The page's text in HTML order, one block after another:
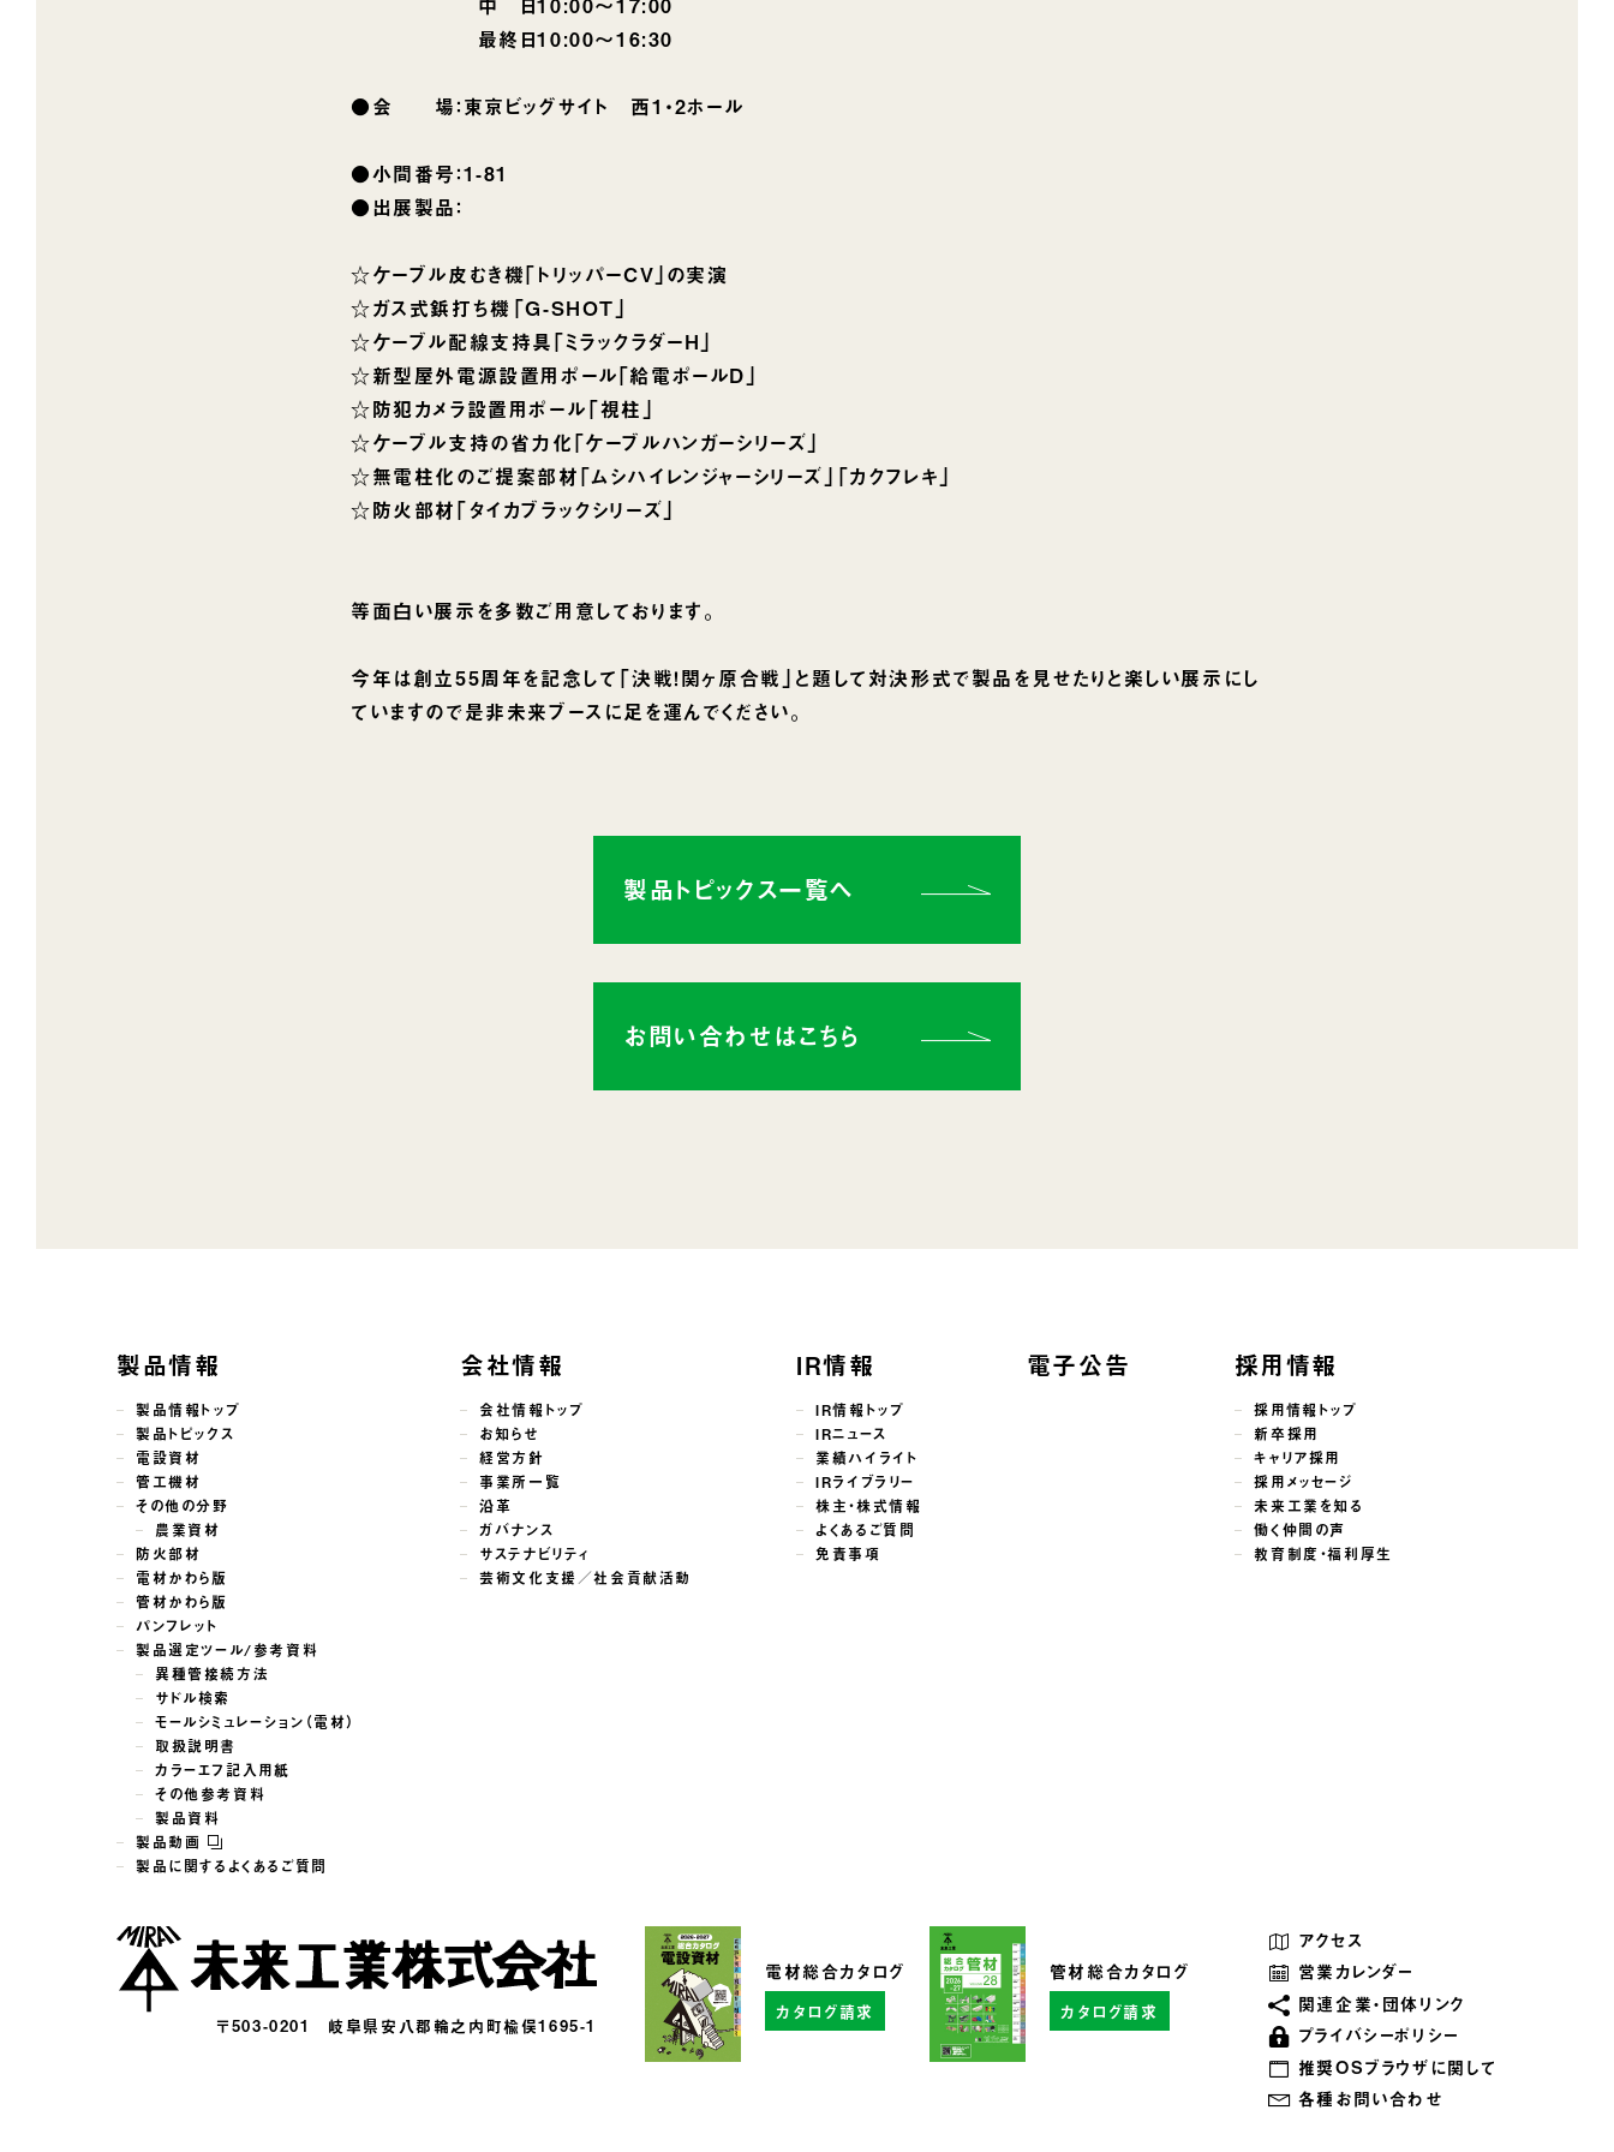
最終日10:00〜16:30
●会 場：東京ビッグサイト 西1・2ホール
●小間番号：1-81
●出展製品：
☆ケーブル皮むき機｢トリッパーCV｣の実演
☆ガス式鋲打ち機「G-SHOT」
☆ケーブル配線支持具｢ミラックラダーH｣
☆新型屋外電源設置用ポール｢給電ポールD｣
☆防犯カメラ設置用ポール「視柱」
☆ケーブル支持の省力化｢ケーブルハンガーシリーズ｣
☆無電柱化のご提案部材｢ムシハイレンジャーシリーズ｣「カクフレキ」
☆防火部材｢タイカブラックシリーズ｣
等面白い展示を多数ご用意しております。
今年は創立55周年を記念して「決戦！関ヶ原合戦」と題して対決形式で製品を見せたりと楽しい展示にし
ていますので是非未来ブースに足を運んでください。
製品トピックス一覧へ
お問い合わせはこちら
製品情報
製品情報トップ
製品トピックス
電設資材
管工機材
その他の分野
農業資材
防火部材
電材かわら版
管材かわら版
パンフレット
製品選定ツール/参考資料
異種管接続方法
サドル検索
モールシミュレーション（電材）
取扱説明書
カラーエフ記入用紙
その他参考資料
製品資料
製品動画
製品に関するよくあるご質問
会社情報
会社情報トップ
お知らせ
経営方針
事業所一覧
沿革
ガバナンス
サステナビリティ
芸術文化支援／社会貢献活動
IR情報
IR情報トップ
IRニュース
業績ハイライト
IRライブラリー
株主・株式情報
よくあるご質問
免責事項
電子公告 採用情報
採用情報トップ
新卒採用
キャリア採用
採用メッセージ
未来工業を知る
働く仲間の声
教育制度・福利厚生
〒503-0201 岐阜県安八郡輪之内町楡俣1695-1
電材総合カタログ
カタログ請求
管材総合カタログ
カタログ請求
アクセス
営業カレンダー
関連企業・団体リンク
プライバシーポリシー
推奨OSブラウザに関して
各種お問い合わせ